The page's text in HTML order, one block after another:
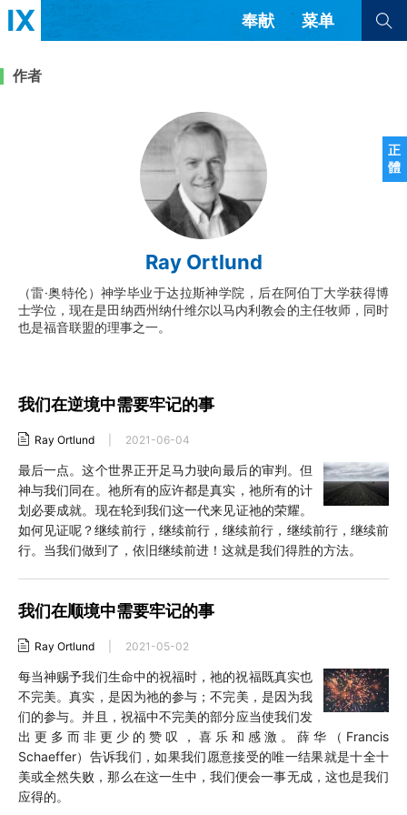
正
體
奉献 菜单
书评 访谈
解经式讲道与神学
福音传讲与宣教 成员制与教会纪律
团契生活与祷告
查看全部
查看全部
隐私条款
正體中文
西班牙语
葡萄牙语
俄语
乌兹别克语
达里语
波斯语
法语
罗马尼亚语
阿尔巴尼亚语
塞尔维亚语
作者
Ray Ortlund
（雷·奥特伦）神学毕业于达拉斯神学院，后在阿伯丁大学获得博
士学位，现在是田纳西州纳什维尔以马内利教会的主任牧师，同时
也是福音联盟的理事之一。
我们在逆境中需要牢记的事
Ray Ortlund 2021-06-04
最后一点。这个世界正开足马力驶向最后的审判。但
神与我们同在。祂所有的应许都是真实，祂所有的计
划必要成就。现在轮到我们这一代来见证祂的荣耀。
如何见证呢？继续前行，继续前行，继续前行，继续前行，继续前
行。当我们做到了，依旧继续前进！这就是我们得胜的方法。
我们在顺境中需要牢记的事
Ray Ortlund 2021-05-02
每当神赐予我们生命中的祝福时，祂的祝福既真实也
不完美。真实，是因为祂的参与；不完美，是因为我
们的参与。并且，祝福中不完美的部分应当使我们发
出更多而非更少的赞叹，喜乐和感激。薛华（Francis
Schaeffer）告诉我们，如果我们愿意接受的唯一结果就是十全十
美或全然失败，那么在这一生中，我们便会一事无成，这也是我们
应得的。